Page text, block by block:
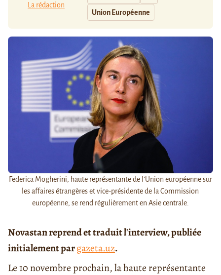
La rédaction
Union Européenne
Federica Mogherini, haute représentante de l’Union européenne sur
les affaires étrangères et vice-présidente de la Commission
européenne, se rend régulièrement en Asie centrale.
Novastan reprend et traduit l'interview, publiée
initialement pargazeta.uz.
Le 10 novembre prochain, la haute représentante